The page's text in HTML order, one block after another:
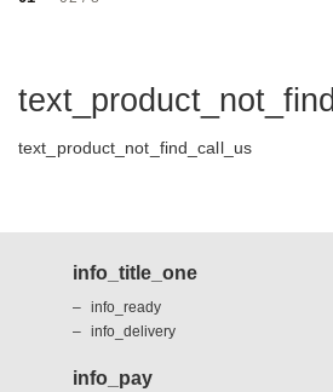
text_product_not_find
text_product_not_find_call_us
info_title_one
info_ready
info_delivery
info_pay